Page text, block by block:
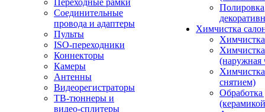
Переходные рамки
Соединительные
провода и адаптеры
Пульты
ISO-переходники
Коннекторы
Камеры
Антенны
Видеорегистраторы
ТВ-тюннеры и
видео-сплитеры
Полировка
Химчистка
(наружная
снятием)
Обработка